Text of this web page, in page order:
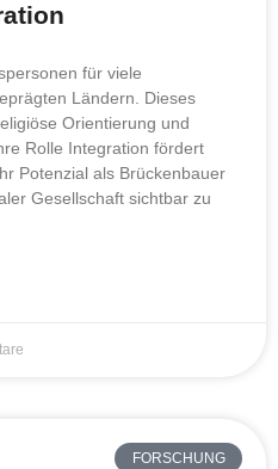
für viele
Ländern. Dieses
Orientierung und
Rolle Integration fördert
Potenzial als Brückenbauer
Gesellschaft sichtbar zu
FORSCHUNG